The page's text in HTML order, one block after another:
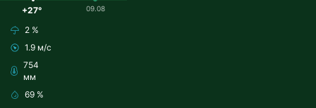
+27°
2 %
1.9 м/с
754
мм
69 %
09.08